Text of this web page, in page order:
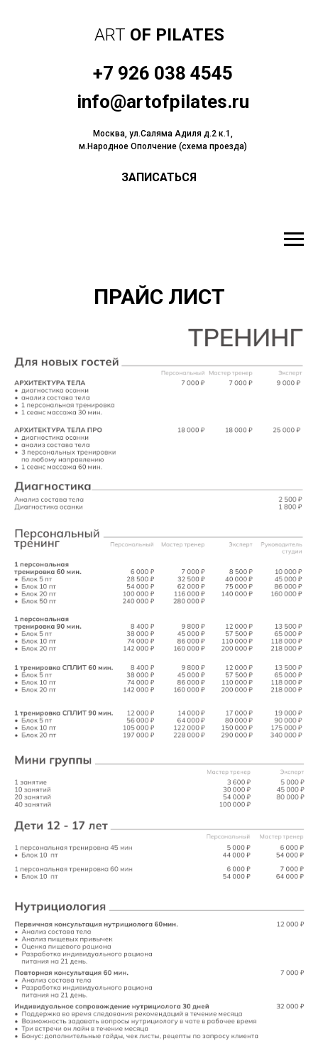
ART OF PILATES
+7 926 038 4545
info@artofpilates.ru
Москва, ул.Саляма Адиля д.2 к.1,
м.Народное Ополчение (схема проезда)
ЗАПИСАТЬСЯ
ПРАЙС ЛИСТ